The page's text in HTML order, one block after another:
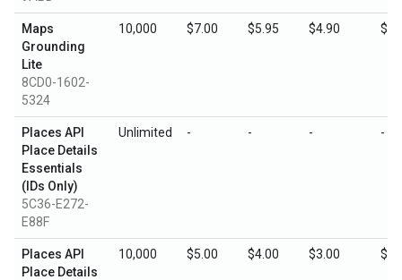
Maps
Grounding
Lite
8CD0-1602-
5324
10,000 $7.00 $5.95 $4.90
Places API
Place Details
Essentials
(IDs Only)
5C36-E272-
E88F
Unlimited - - - -
Places API
Place Details
10,000 $5.00 $4.00 $3.00